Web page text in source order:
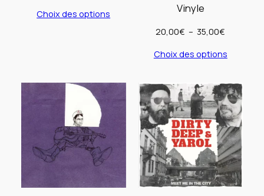
Choix des options
Vinyle
20,00€ – 35,00€
prix :
à
35,00€
Choix des options